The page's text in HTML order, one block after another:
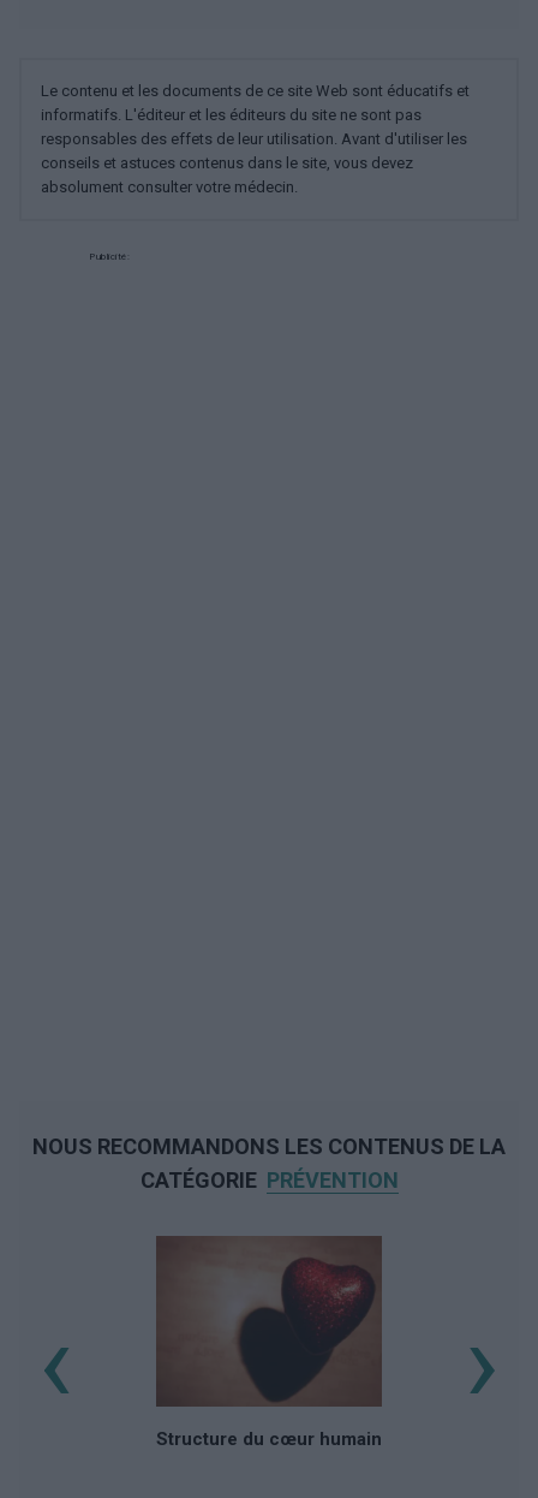
Le contenu et les documents de ce site Web sont éducatifs et
informatifs. L'éditeur et les éditeurs du site ne sont pas
responsables des effets de leur utilisation. Avant d'utiliser les
conseils et astuces contenus dans le site, vous devez
absolument consulter votre médecin.
Publicité:
NOUS RECOMMANDONS LES CONTENUS DE LA
CATÉGORIE PRÉVENTION
Structure du cœur humain
‹ ›